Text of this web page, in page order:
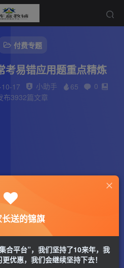
付费专题
考易错应用题重点精炼
17 小助手 65
0
布3932篇文章
送的锦旗
合平台”，我们坚持了10来年，我
优惠，我们会继续坚持下去！